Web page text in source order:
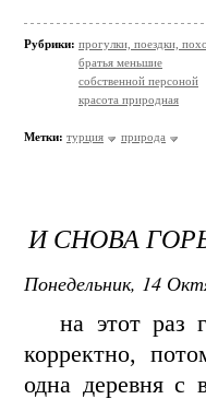
Рубрики: прогулки, поездки,
братья меньшие
собственной персоной
красота природная
Метки: турция природа
И СНОВА
Понедельник, 14
на этот раз
корректно,
одна деревня с